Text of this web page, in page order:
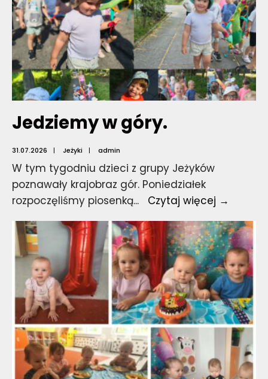
Jedziemy w góry.
31.07.2026 | Jeżyki | admin
W tym tygodniu dzieci z grupy Jeżyków
poznawały krajobraz gór. Poniedziałek
rozpoczęliśmy piosenką... Czytaj więcej →
góry.